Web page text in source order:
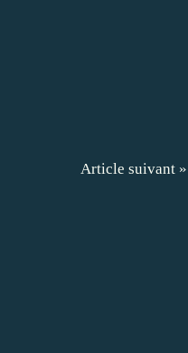
Article suivant »